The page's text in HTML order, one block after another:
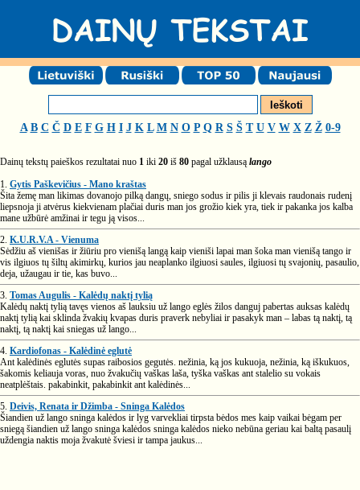
A B C Č D E F G H I J K L M N O P Q R S Š T U V W X Z Ž 0-9
Dainų tekstų paieškos rezultatai nuo 1 iki 20 iš 80 pagal užklausą lango
1. Gytis Paškevičius - Mano kraštas
Šita žemę man likimas dovanojo pilką dangų, sniego sodus ir pilis ji klevais raudonais rudenį
liepsnoja ji atvėrus kiekvienam plačiai duris man jos grožio kiek yra, tiek ir pakanka jos kalba
mane užbūrė amžinai ir tegu ją visos...
2. K.U.R.V.A - Vienuma
Sėdžiu aš vienišas ir žiūriu pro vienišą langą kaip vieniši lapai man šoka man vienišą tango ir
vis ilgiuos tų šiltų akimirkų, kurios jau neaplanko ilgiuosi saules, ilgiuosi tų svajonių, pasaulio,
deja, užaugau ir tie, kas buvo...
3. Tomas Augulis - Kalėdų naktį tylią
Kalėdų naktį tylią tavęs vienos aš lauksiu už lango eglės žilos danguj pabertas auksas kalėdų
naktį tylią kai sklinda žvakių kvapas duris praverk nebyliai ir pasakyk man – labas tą naktį, tą
naktį, tą naktį kai sniegas už lango...
4. Kardiofonas - Kalėdinė eglutė
Ant kalėdinės eglutės supas raibosios gegutės. nežinia, ką jos kukuoja, nežinia, ką iškukuos,
šakomis keliauja voras, nuo žvakučių vaškas laša, tyška vaškas ant stalelio su vokais
neatplėštais. pakabinkit, pakabinkit ant kalėdinės...
5. Deivis, Renata ir Džimba - Sninga Kalėdos
Šiandien už lango sninga kalėdos ir lyg varvekliai tirpsta bėdos mes kaip vaikai bėgam per
sniegą šiandien už lango sninga kalėdos sninga kalėdos nieko nebūna geriau kai baltą pasaulį
uždengia naktis moja žvakutė šviesi ir tampa jaukus...